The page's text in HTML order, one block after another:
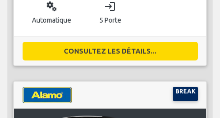
miscellaneous_services
Automatique
login
5 Porte
CONSULTEZ LES DÉTAILS...
BREAK